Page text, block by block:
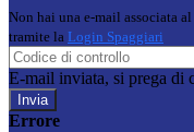
Non hai una e-mail associata
tramite la Login Spaggiari
E-mail inviata, si prega di
Errore